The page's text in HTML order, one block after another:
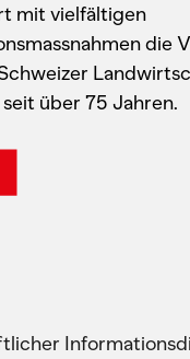
mit vielfältigen
die
über 75 Jahren.